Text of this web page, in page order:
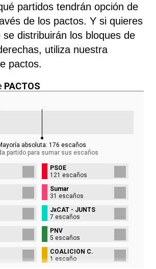
partidos tendrán opción de
de los pactos. Y si quieres
distribuirán los bloques de
utiliza nuestra
pactos.
PACTOS
absoluta: 176 escaños
partido para sumar sus escaños
PSOE
121 escaños
Sumar
31 escaños
JxCAT - JUNTS
7 escaños
PNV
5 escaños
COALICIÓN C.
1 escaño